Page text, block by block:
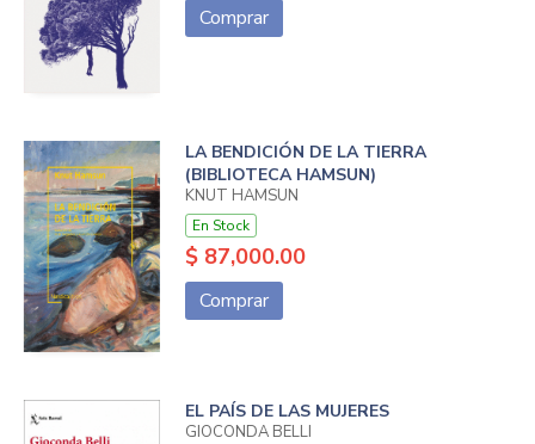
Comprar
LA BENDICIÓN DE LA TIERRA
(BIBLIOTECA HAMSUN)
KNUT HAMSUN
En Stock
$ 87,000.00
Comprar
EL PAÍS DE LAS MUJERES
GIOCONDA BELLI